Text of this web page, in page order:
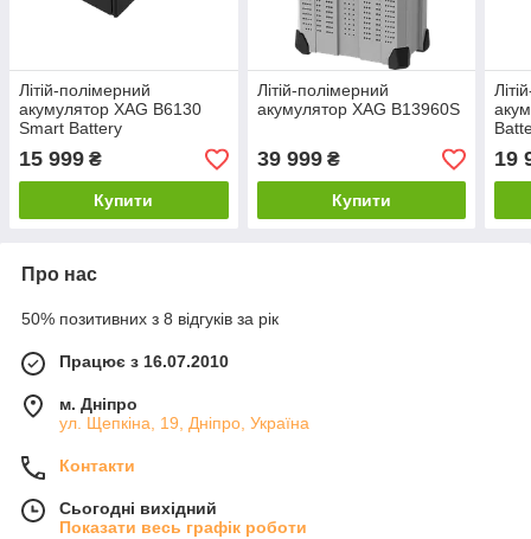
Літій-полімерний
акумулятор XAG B6130
Smart Battery
15 999 ₴
Купити
Літій-полімерний
акумулятор XAG B13960S
39 999₴
Купити
19
Про нас
50% позитивних з 8 відгуків за рік
Працює з 16.07.2010
м. Дніпро
ул. Щепкіна, 19, Дніпро, Україна
Контакти
Сьогодні вихідний
Показати весь графік роботи